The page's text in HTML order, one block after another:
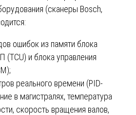
(сканеры Bosch,
ошибок из памяти блока
(TCU) и блока управления
реального времени (PID-
в магистралях, температура
скорость вращения валов,